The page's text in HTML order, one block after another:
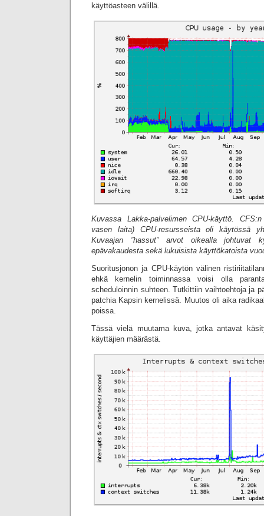
käyttöasteen välillä.
Kuvassa Lakka-palvelimen CPU-käyttö.
vasen laita) CPU-resursseista oli käytössä
Kuvaajan ”hassut” arvot oikealla johtuvat
epävakaudesta sekä lukuisista käyttökatoista
Suoritusjonon ja CPU-käytön välinen
ehkä kernelin toiminnassa voisi olla
scheduloinnin suhteen. Tutkittiin vaihtoehtoja ja
patchia Kapsin kernelissä. Muutos oli aika
poissa.
Tässä vielä muutama kuva, jotka antavat
käyttäjien määrästä.